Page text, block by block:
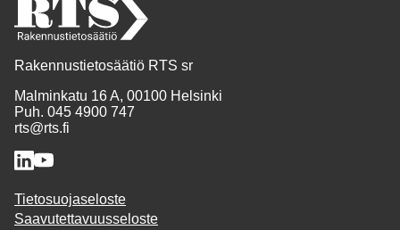
Rakennustietosäätiö RTS sr
Malminkatu 16 A, 00100 Helsinki
Puh. 045 4900 747
rts@rts.fi
Tietosuojaseloste
Saavutettavuusseloste